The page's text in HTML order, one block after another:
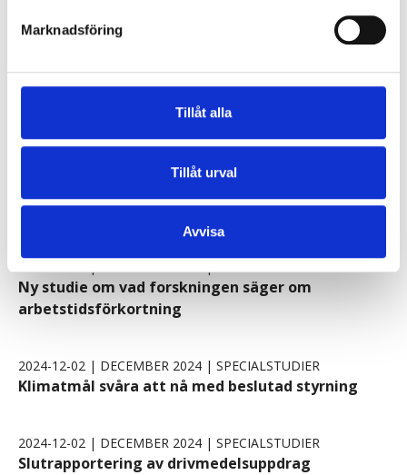
Marknadsföring
Tillåt alla
Tillåt urval
Avvisa
2025-01-30 | JANUARI 2025 | KONJUNKTURBAROMETERN
Försvagat stämningsläge i industrin
2024-12-20 | DECEMBER 2024 | KONJUNKTURLÄGET
Återhållsamma hushåll fördröjer återhämtningen
2024-12-20 | DECEMBER 2024 | KONJUNKTURBAROMETERN
men mer positivt i näringslivet
Ny studie om vad forskningen säger om
arbetstidsförkortning
2024-12-02 | DECEMBER 2024 | SPECIALSTUDIER
Klimatmål svåra att nå med beslutad styrning
2024-12-02 | DECEMBER 2024 | SPECIALSTUDIER
Slutrapportering av drivmedelsuppdrag